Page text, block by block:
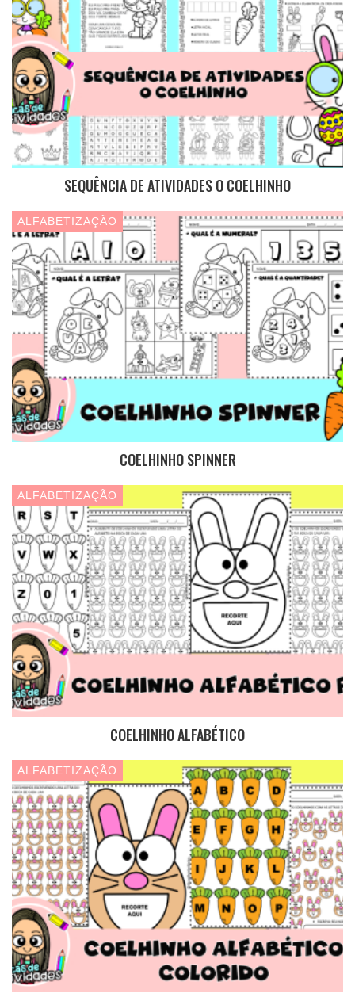
SEQUÊNCIA DE ATIVIDADES O COELHINHO
ALFABETIZAÇÃO
COELHINHO SPINNER
ALFABETIZAÇÃO
COELHINHO ALFABÉTICO
ALFABETIZAÇÃO